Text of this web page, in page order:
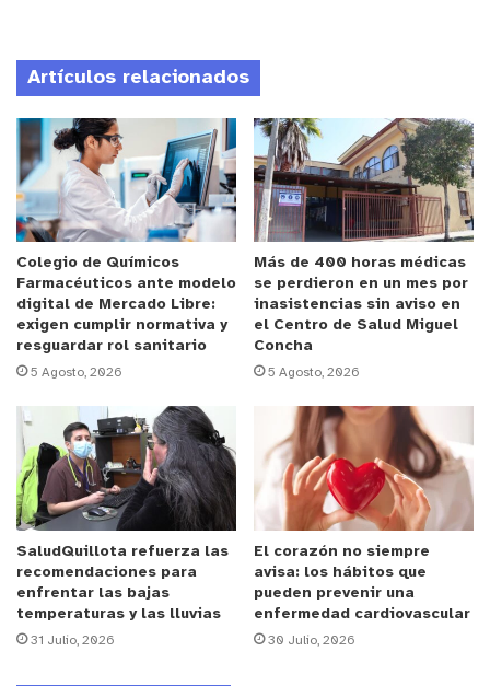
exámenes procesados, de los cuales han sido 61
positivos. Eso nos entrega una tasa de positividad
de 2.19%, que dista mucho de lo que ocurre a nivel
nacional con un 7%, por lo tanto, nuestras
medidas municipales han sido de bastante éxito
para obtener esta tasa tan baja”, manifestó Varas.
El tecnólogo médico destacó además los tiempos
de respuesta en la entrega de resultados que tiene
el laboratorio, dependiente de la Municipalidad de
Quillota.
“Como laboratorio tenemos buena respuesta en
cuanto al tiempo de entrega de los resultados. Si
bien tenemos considerado nuestra entrega en 24
horas, nuestro promedio en estas 2.778 muestras
que hemos procesado es de ocho horas, por lo
tanto es un laboratorio que tiene una respuesta
rápida al entregar los informes, a nivel nacional”,
indicó Pablo Varas.
Artículos relacionados
Colegio de Químicos
Farmacéuticos ante modelo
digital de Mercado Libre:
exigen cumplir normativa y
resguardar rol sanitario
5 Agosto, 2026
Más de 400 horas médicas
se perdieron en un mes por
inasistencias sin aviso en
el Centro de Salud Miguel
Concha
5 Agosto, 2026
SaludQuillota refuerza las
recomendaciones para
enfrentar las bajas
temperaturas y las lluvias
31 Julio, 2026
El corazón no siempre
avisa: los hábitos que
pueden prevenir una
enfermedad cardiovascular
30 Julio, 2026